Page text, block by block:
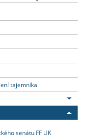
tajemníka
senátu FF UK